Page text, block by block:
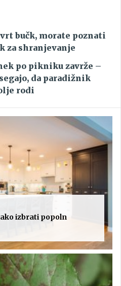
bučk, morate poznati
za shranjevanje
po pikniku zavrže –
da paradižnik
rodi
izbrati popoln